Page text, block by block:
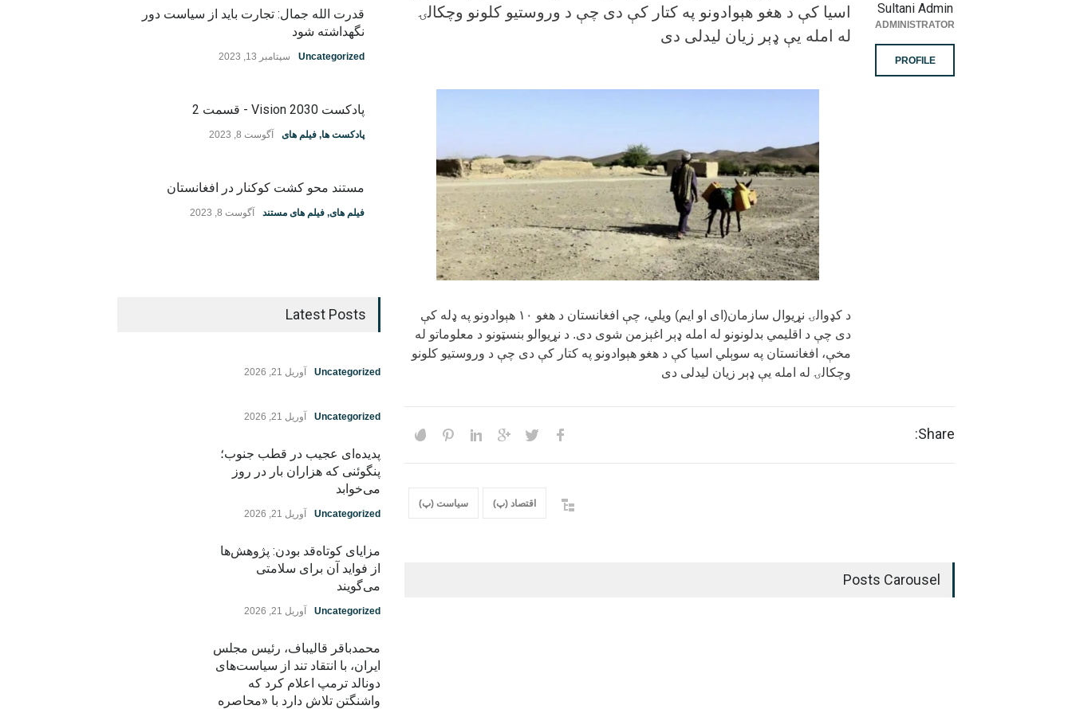
اسیا کې د هغو هېوادونو په کتار کې دی چې د وروستیو کلونو وچکالۍ
له امله یې ډېر زیان لیدلی دی
د کډوالۍ نړیوال سازمان(ای او ایم) ویلي، چې افغانستان د هغو ۱۰ هېوادونو په ډله کې
دی چې د اقلیمي بدلونونو له امله ډېر اغېزمن شوی دی. د نړیوالو بنسټونو د معلوماتو له
مخې، افغانستان په سوېلي اسیا کې د هغو هېوادونو په کتار کې دی چې د وروستیو کلونو
وچکالۍ له امله یې ډېر زیان لیدلی دی
Sultani Admin
ADMINISTRATOR
PROFILE
Share:
اقتصاد (پ) سیاست (پ)
Posts Carousel
قدرت الله جمال: تجارت باید از سیاست دور
نگهداشته شود
Uncategorized سپتامبر 13, 2023
پادکست Vision 2030 - قسمت 2
پادکست ها, فیلم های آگوست 8, 2023
مستند محو کشت کوکنار در افغانستان
فیلم های, فیلم های مستند آگوست 8, 2023
Latest Posts
Uncategorized آوریل 21, 2026
Uncategorized آوریل 21, 2026
پدیده‌ای عجیب در قطب جنوب؛
پنگوئنی که هزاران بار در روز
می‌خوابد
Uncategorized آوریل 21, 2026
مزایای کوتاه‌قد بودن: پژوهش‌ها
از فواید آن برای سلامتی
می‌گویند
Uncategorized آوریل 21, 2026
محمدباقر قالیباف، رئیس مجلس
ایران، با انتقاد تند از سیاست‌های
دونالد ترمپ اعلام کرد که
واشنگتن تلاش دارد با «محاصره